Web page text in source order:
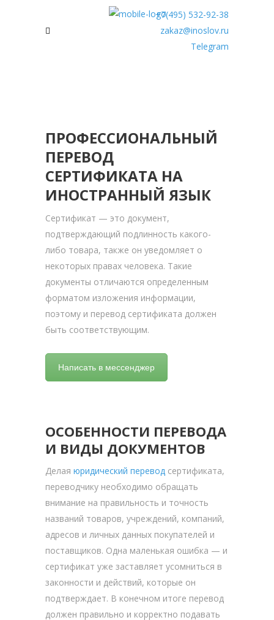
+7(495) 532-92-38
zakaz@inoslov.ru
Telegram
ПРОФЕССИОНАЛЬНЫЙ
ПЕРЕВОД
СЕРТИФИКАТА НА
ИНОСТРАННЫЙ ЯЗЫК
Сертификат — это документ,
подтверждающий подлинность какого-
либо товара, также он уведомляет о
некоторых правах человека. Такие
документы отличаются определенным
форматом изложения информации,
поэтому и перевод сертификата должен
быть соответствующим.
Написать в мессенджер
ОСОБЕННОСТИ ПЕРЕВОДА
И ВИДЫ ДОКУМЕНТОВ
Делая юридический перевод сертификата,
переводчику необходимо обращать
внимание на правильность и точность
названий товаров, учреждений, компаний,
адресов и личных данных покупателей и
поставщиков. Одна маленькая ошибка — и
сертификат уже заставляет усомниться в
законности и действий, которые он
подтверждает. В конечном итоге перевод
должен правильно и корректно подавать